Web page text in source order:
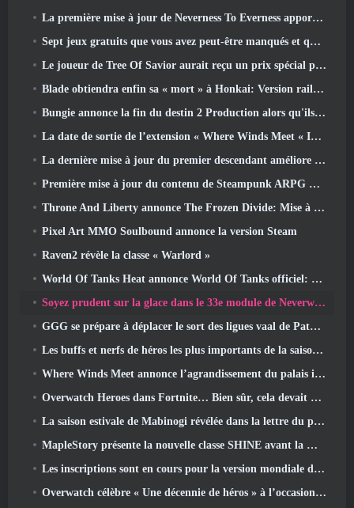
La première mise à jour de Neverness To Everness apporte beaucoup à la table
Sept jeux gratuits que vous avez peut-être manqués et qui font partie du Steam Ocean Fest
Le joueur de Tree Of Savior aurait reçu un prix spécial pour avoir dépensé 100 000 $ dans le jeu
Blade obtiendra enfin sa « mort » à Honkai: Version rail étoile 4.3
Bungie annonce la fin du destin 2 Production alors qu'ils se préparent à travailler sur de nouveaux projets
La date de sortie de l’extension « Where Winds Meet « Imperial Palace » est annoncée
La dernière mise à jour du premier descendant améliore la boucle agricole et met à jour le mode Assaut
Première mise à jour du contenu de Steampunk ARPG Crystalfall pour répondre aux « préoccupations des joueurs clés »
Throne And Liberty annonce The Frozen Divide: Mise à jour Nix
Pixel Art MMO Soulbound annonce la version Steam
Raven2 révèle la classe « Warlord »
World Of Tanks Heat annonce World Of Tanks officiel: Date de lancement de CHALEUR
Soyez prudent sur la glace dans le 33e module de Neverwinter, Froid mordant
GGG se prépare à déplacer le sort des ligues vaal de Path Of Exile 2 avant le lancement du retour des anciens
Les buffs et nerfs de héros les plus importants de la saison 8
Where Winds Meet annonce l’agrandissement du palais impérial et partage une feuille de route de contenu « massive »
Overwatch Heroes dans Fortnite… Bien sûr, cela devait arriver
La saison estivale de Mabinogi révélée dans la lettre du producteur
MapleStory présente la nouvelle classe SHINE avant la mise à jour de juin
Les inscriptions sont en cours pour la version mondiale du « test prologue » Limit Zero Breakers de NCSoft
Overwatch célèbre « Une décennie de héros » à l’occasion de son 10e anniversaire